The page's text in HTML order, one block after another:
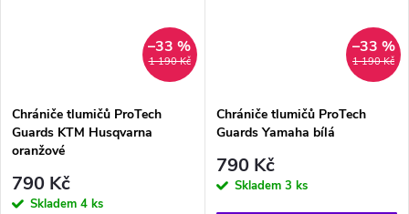
1 190 Kč
–33 %
Chrániče tlumičů ProTech
Guards KTM Husqvarna
oranžové
790 Kč
Skladem 4 ks
1 190 Kč
–33 %
Chrániče tlumičů ProTech
Guards Yamaha bílá
790 Kč
Skladem 3 ks